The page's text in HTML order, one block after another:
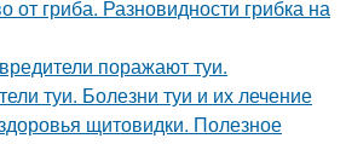
от гриба. Разновидности грибка на
поражают туи.
туи. Болезни туи и их лечение
щитовидки. Полезное